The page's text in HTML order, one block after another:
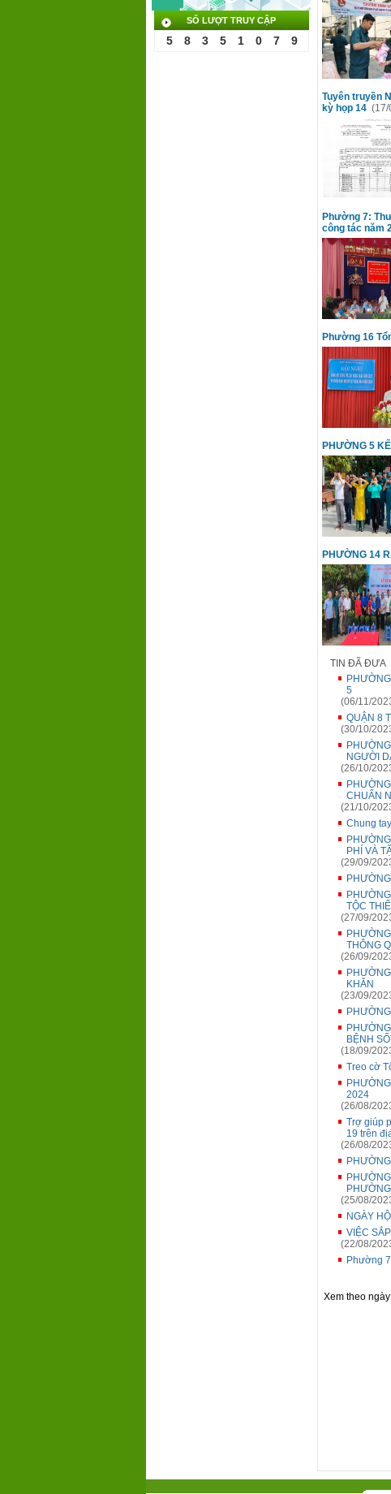
SỐ LƯỢT TRUY CẬP
5 8 3 5 1 0 7 9
Tuyên truyền
kỳ họp 14 (17/
Phường 7:
công tác năm
Phường 16
PHƯỜNG 5
PHƯỜNG 14
TIN ĐÃ ĐƯA
5
(06/11/
QUẬN 8
(30/10/
NGƯỜI
(26/10/
CHUẨN
(21/10/
Chung
PHÍ VÀ
(29/09/
TỘC
(27/09/
THÔNG
(26/09/
KHĂN
(23/09/
BỆNH
(18/09/
Treo cờ
2024
(26/08/
Trợ giúp
19 trên
(26/08/
(25/08/
NGÀY
VIỆC
(22/08/
Phường
Xem theo ngày